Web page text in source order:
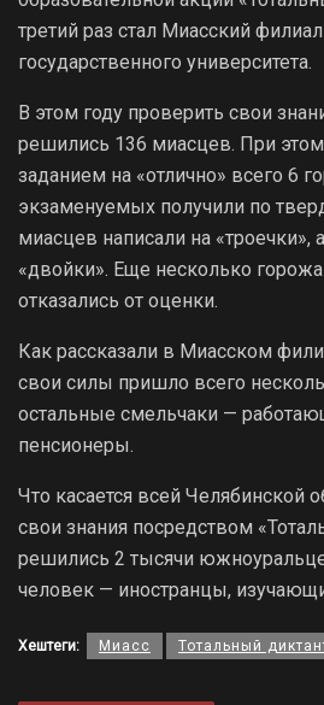
третий раз стал Миасский
государственного университета.
В этом году проверить свои
решились 136 миасцев. При
заданием на «отлично» всего 6
экзаменуемых получили по
миасцев написали на «троечки»,
«двойки». Еще несколько
отказались от оценки.
Как рассказали в Миасском
свои силы пришло всего
остальные смельчаки —
пенсионеры.
Что касается всей Челябинской
свои знания посредством
решились 2 тысячи
человек — иностранцы,
Хештеги: Миасс Тотальный